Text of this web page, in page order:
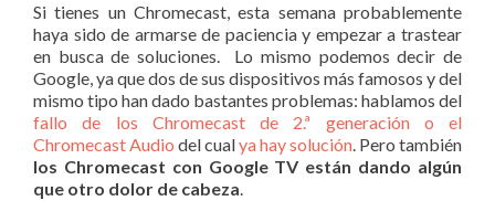
Si tienes un Chromecast, esta semana probablemente
haya sido de armarse de paciencia y empezar a trastear
en busca de soluciones. Lo mismo podemos decir de
Google, ya que dos de sus dispositivos más famosos y del
mismo tipo han dado bastantes problemas: hablamos del
fallo de los Chromecast de 2.ª generación o el
Chromecast Audio del cualya hay solución. Pero también
los Chromecast con Google TV están dando algún
que otro dolor de cabeza.